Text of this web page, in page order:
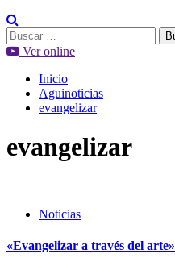
Buscar:
Ver online
Inicio
Aguinoticias
evangelizar
evangelizar
Noticias
«Evangelizar a través del arte»